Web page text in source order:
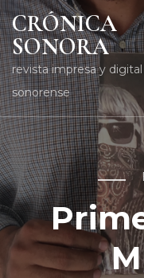
CRÓNICA
SONORA
revista impresa y digital
sonorense